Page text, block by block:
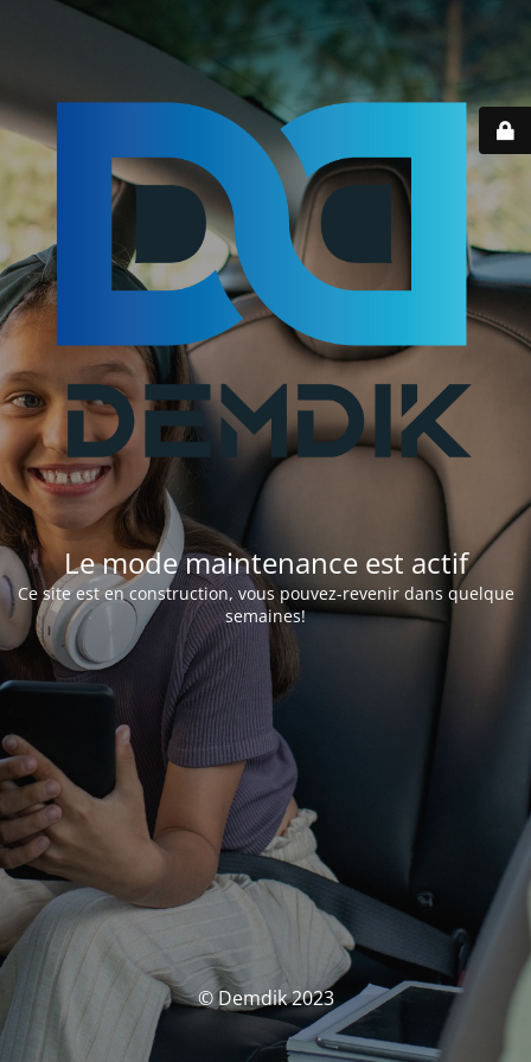
Le mode maintenance est actif
Ce site est en construction, vous pouvez-revenir dans quelque
semaines!
© Demdik 2023